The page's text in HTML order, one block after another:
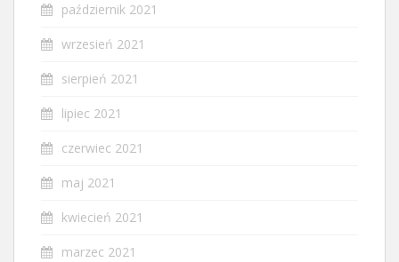
październik 2021
wrzesień 2021
sierpień 2021
lipiec 2021
czerwiec 2021
maj 2021
kwiecień 2021
marzec 2021